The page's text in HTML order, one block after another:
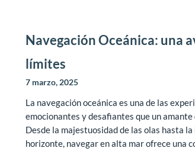
Navegación Oceánica: una
límites
7 marzo, 2025
La navegación oceánica es una de las
emocionantes y desafiantes que un
Desde la majestuosidad de las olas hasta
horizonte, navegar en alta mar ofrece una